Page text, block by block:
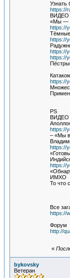
Узнать
https://
ВИДЕО
«Мы —
https://
Тёмные
https://
https://
https://
https://
PS
ВИДЕО
https://
– «Мы
https://
https://
ИМХО
То что
Все
https://
Форум
http://
«
bykovsky
Ветеран